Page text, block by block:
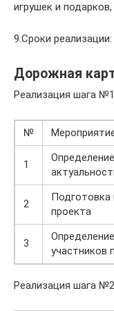
игрушек и
9.Сроки
Дорожная
Реализация шага №1
№
1
2
Подготовка
проекта
3
участников
Реализация шага №2